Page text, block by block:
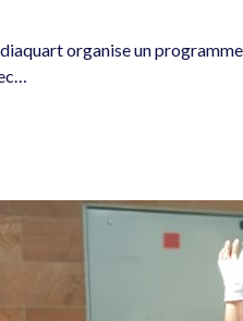
organise un